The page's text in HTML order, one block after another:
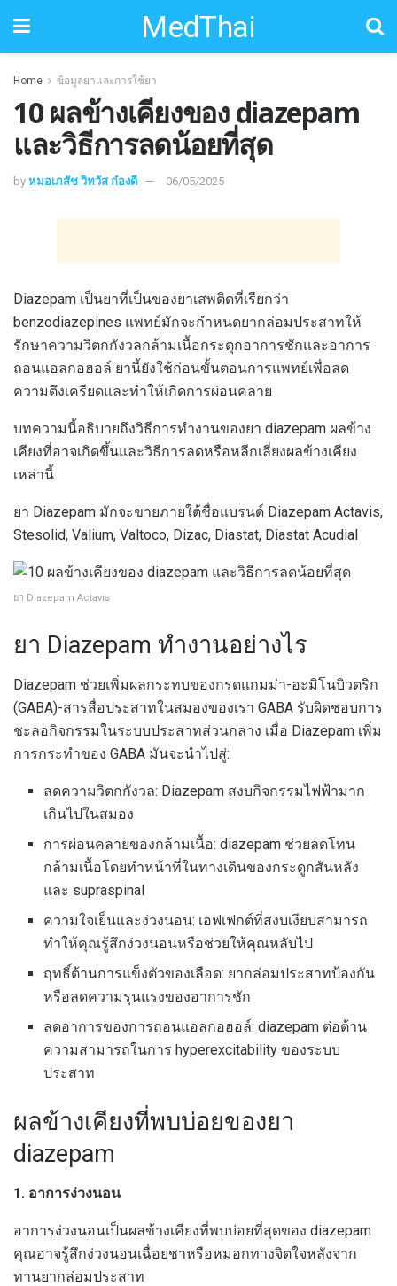
MedThai
Home ข้อมูลยาและการใช้ยา
10 ผลข้างเคียงของ diazepam
และวิธีการลดน้อยที่สุด
by หมอเภสัช วิทวัส ก๋องดี 06/05/2025
Diazepam เป็นยาที่เป็นของยาเสพติดที่เรียกว่า
benzodiazepines แพทย์มักจะกำหนดยากล่อมประสาทให้
รักษาความวิตกกังวลกล้ามเนื้อกระตุกอาการชักและอาการ
ถอนแอลกอฮอล์ ยานี้ยังใช้ก่อนขั้นตอนการแพทย์เพื่อลด
ความตึงเครียดและทำให้เกิดการผ่อนคลาย
บทความนี้อธิบายถึงวิธีการทำงานของยา diazepam ผลข้าง
เคียงที่อาจเกิดขึ้นและวิธีการลดหรือหลีกเลี่ยงผลข้างเคียง
เหล่านี้
ยา Diazepam มักจะขายภายใต้ชื่อแบรนด์ Diazepam Actavis,
Stesolid, Valium, Valtoco, Dizac, Diastat, Diastat Acudial
ยา Diazepam Actavis
ยา Diazepam ทำงานอย่างไร
Diazepam ช่วยเพิ่มผลกระทบของกรดแกมม่า-อะมิโนบิวตริก
(GABA)-สารสื่อประสาทในสมองของเรา GABA รับผิดชอบการ
ชะลอกิจกรรมในระบบประสาทส่วนกลาง เมื่อ Diazepam เพิ่ม
การกระทำของ GABA มันจะนำไปสู่:
ลดความวิตกกังวล: Diazepam สงบกิจกรรมไฟฟ้ามาก
เกินไปในสมอง
การผ่อนคลายของกล้ามเนื้อ: diazepam ช่วยลดโทน
กล้ามเนื้อโดยทำหน้าที่ในทางเดินของกระดูกสันหลัง
และ supraspinal
ความใจเย็นและง่วงนอน: เอฟเฟกต์ที่สงบเงียบสามารถ
ทำให้คุณรู้สึกง่วงนอนหรือช่วยให้คุณหลับไป
ฤทธิ์ต้านการแข็งตัวของเลือด: ยากล่อมประสาทป้องกัน
หรือลดความรุนแรงของอาการชัก
ลดอาการของการถอนแอลกอฮอล์: diazepam ต่อต้าน
ความสามารถในการ hyperexcitability ของระบบ
ประสาท
ผลข้างเคียงที่พบบ่อยของยา
diazepam
1. อาการง่วงนอน
อาการง่วงนอนเป็นผลข้างเคียงที่พบบ่อยที่สุดของ diazepam
คุณอาจรู้สึกง่วงนอนเฉื่อยชาหรือหมอกทางจิตใจหลังจาก
ทานยากล่อมประสาท